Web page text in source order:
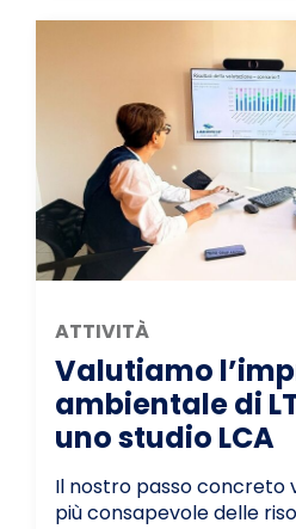
ATTIVITÀ
Valutiamo
ambientale di
uno studio LCA
Il nostro passo concreto
più consapevole delle